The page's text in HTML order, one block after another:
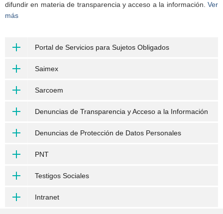
difundir en materia de transparencia y acceso a la información. Ver
más
Portal de Servicios para Sujetos Obligados
Saimex
Sarcoem
Denuncias de Transparencia y Acceso a la Información
Denuncias de Protección de Datos Personales
PNT
Testigos Sociales
Intranet